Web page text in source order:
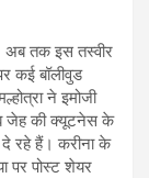
अब तक इस तस्वीर
कई बॉलीवुड
ने इमोजी
जेह की क्यूटनेस के
दे रहे हैं। करीना के
पर पोस्ट शेयर